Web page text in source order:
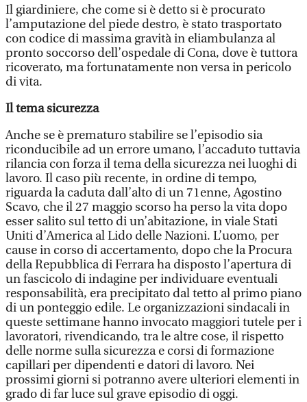
Il giardiniere, che come si è detto si è procurato
l’amputazione del piede destro, è stato trasportato
con codice di massima gravità in eliambulanza al
pronto soccorso dell’ospedale di Cona, dove è tuttora
ricoverato, ma fortunatamente non versa in pericolo
di vita.
Il tema sicurezza
Anche se è prematuro stabilire se l’episodio sia
riconducibile ad un errore umano, l’accaduto tuttavia
rilancia con forza il tema della sicurezza nei luoghi di
lavoro. Il caso più recente, in ordine di tempo,
riguarda la caduta dall’alto di un 71enne, Agostino
Scavo, che il 27 maggio scorso ha perso la vita dopo
esser salito sul tetto di un’abitazione, in viale Stati
Uniti d’America al Lido delle Nazioni. L’uomo, per
cause in corso di accertamento, dopo che la Procura
della Repubblica di Ferrara ha disposto l’apertura di
un fascicolo di indagine per individuare eventuali
responsabilità, era precipitato dal tetto al primo piano
di un ponteggio edile. Le organizzazioni sindacali in
queste settimane hanno invocato maggiori tutele per i
lavoratori, rivendicando, tra le altre cose, il rispetto
delle norme sulla sicurezza e corsi di formazione
capillari per dipendenti e datori di lavoro. Nei
prossimi giorni si potranno avere ulteriori elementi in
grado di far luce sul grave episodio di oggi.